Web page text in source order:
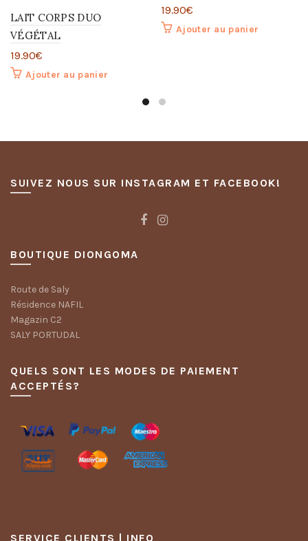
LAIT CORPS DUO
VÉGÉTAL
19.90€
Ajouter au panier
19.90€
Ajouter au panier
SUIVEZ NOUS SUR INSTAGRAM ET FACEBOOK!
BOUTIQUE DIONGOMA
Route de Saly
Résidence NAFIL
Magazin C2
SALY PORTUDAL
QUELS SONT LES MODES DE PAIEMENT
ACCEPTÉS?
SERVICE CLIENTS | INFO